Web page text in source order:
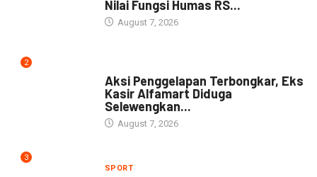
Nilai Fungsi Humas RS...
August 7, 2026
2
Aksi Penggelapan Terbongkar, Eks
Kasir Alfamart Diduga
Selewengkan...
August 7, 2026
3
SPORT